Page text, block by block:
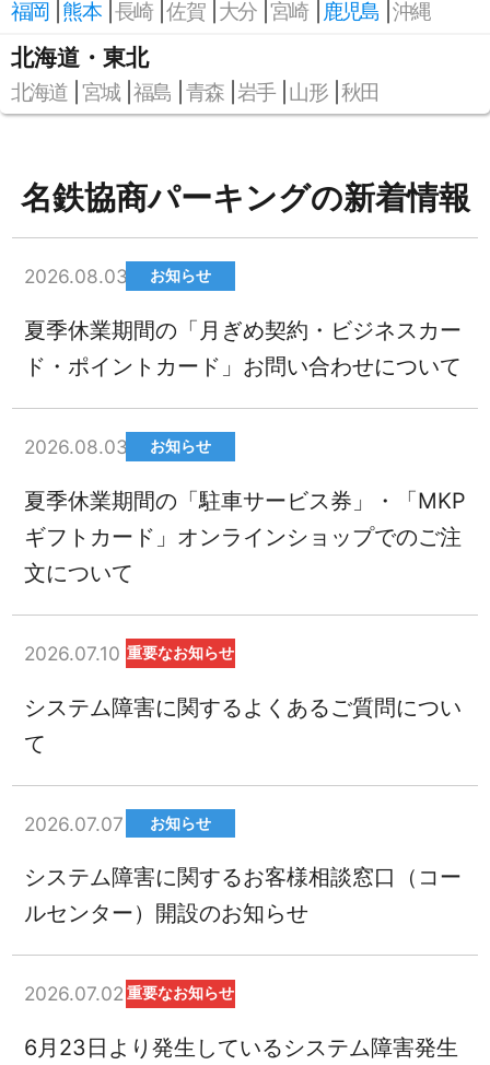
福岡 熊本 長崎 佐賀 大分 宮崎 鹿児島 沖縄
北海道・東北
北海道 宮城 福島 青森 岩手 山形 秋田
名鉄協商パーキングの新着情報
2026.08.03 お知らせ
夏季休業期間の「月ぎめ契約・ビジネスカー
ド・ポイントカード」お問い合わせについて
2026.08.03 お知らせ
夏季休業期間の「駐車サービス券」・「MKP
ギフトカード」オンラインショップでのご注
文について
2026.07.10 重要なお知らせ
システム障害に関するよくあるご質問につい
て
2026.07.07 お知らせ
システム障害に関するお客様相談窓口（コー
ルセンター）開設のお知らせ
2026.07.02 重要なお知らせ
6月23日より発生しているシステム障害発生